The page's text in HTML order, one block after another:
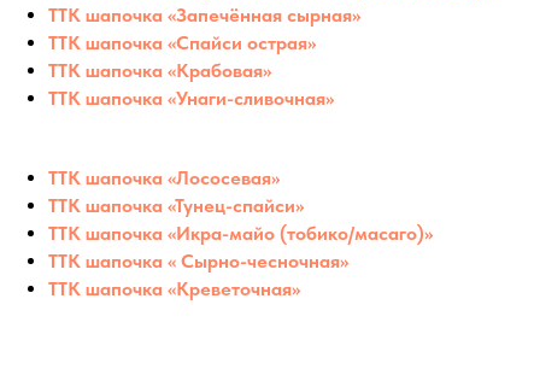
ТТК шапочка «Запечённая сырная»
ТТК шапочка «Спайси острая»
ТТК шапочка «Крабовая»
ТТК шапочка «Унаги-сливочная»
ТТК шапочка «Лососевая»
ТТК шапочка «Тунец-спайси»
ТТК шапочка «Икра-майо (тобико/масаго)»
ТТК шапочка « Сырно-чесночная»
ТТК шапочка «Креветочная»